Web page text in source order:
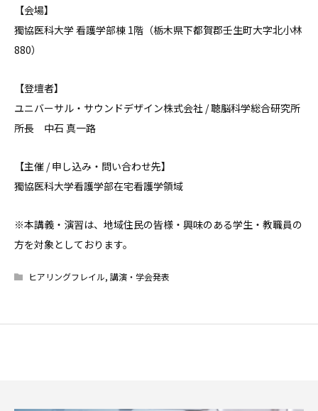
【会場】
獨協医科大学 看護学部棟 1階（栃木県下都賀郡壬生町大字北小林
880）
【登壇者】
ユニバーサル・サウンドデザイン株式会社 / 聴脳科学総合研究所
所長 中石 真一路
【主催 / 申し込み・問い合わせ先】
獨協医科大学看護学部在宅看護学領域
※本講義・演習は、地域住民の皆様・興味のある学生・教職員の
方を対象としております。
ヒアリングフレイル, 講演・学会発表